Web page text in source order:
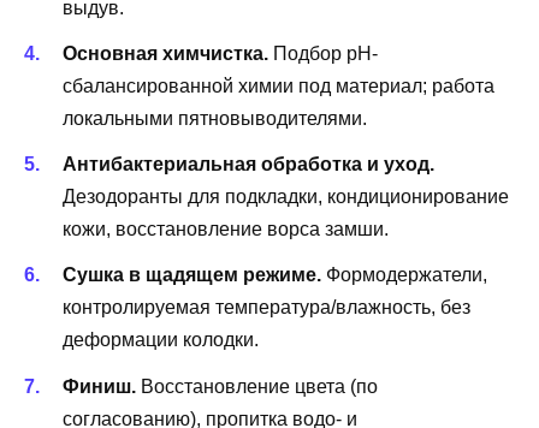
выдув.
Основная химчистка. Подбор pH-
сбалансированной химии под материал; работа
локальными пятновыводителями.
Антибактериальная обработка и уход.
Дезодоранты для подкладки, кондиционирование
кожи, восстановление ворса замши.
Сушка в щадящем режиме. Формодержатели,
контролируемая температура/влажность, без
деформации колодки.
Финиш. Восстановление цвета (по
согласованию), пропитка водо- и